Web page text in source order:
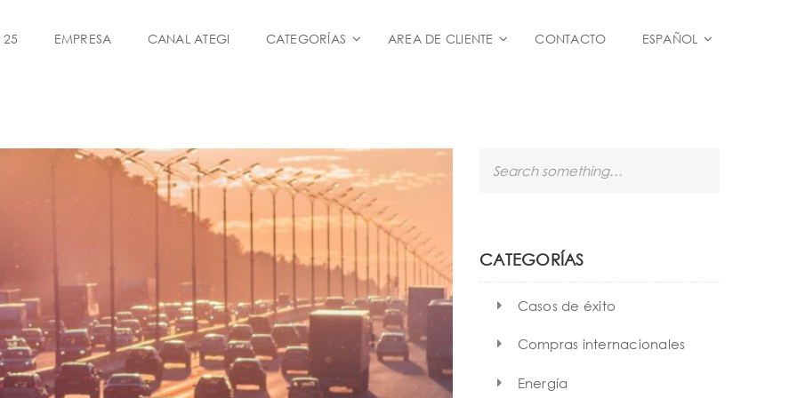
25 EMPRESA CANAL ATEGI CATEGORÍAS AREA DE CLIENTE CONTACTO ESPAÑOL
h
CATEGORÍAS
Casos de éxito
Compras internacionales
Energía